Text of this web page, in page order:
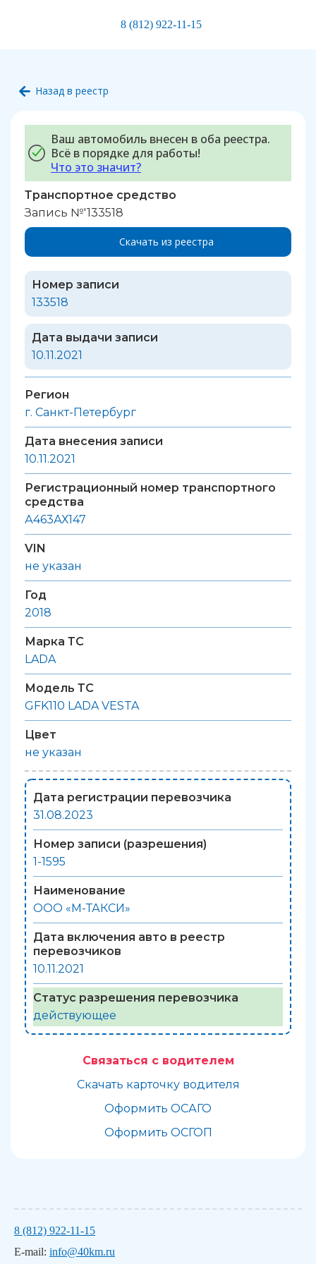
8 (812) 922-11-15
Назад в реестр
Ваш автомобиль внесен в оба реестра.
Всё в порядке для работы!
Что это значит?
Транспортное средство
Запись №'133518
Скачать из реестра
Номер записи
133518
Дата выдачи записи
10.11.2021
Регион
г. Санкт-Петербург
Дата внесения записи
10.11.2021
Регистрационный номер транспортного
средства
А463АХ147
VIN
не указан
Год
2018
Марка ТС
LADA
Модель ТС
GFK110 LADA VESTA
Цвет
не указан
Дата регистрации перевозчика
31.08.2023
Номер записи (разрешения)
1-1595
Наименование
ООО «М-ТАКСИ»
Дата включения авто в реестр
перевозчиков
10.11.2021
Статус разрешения перевозчика
действующее
Связаться с водителем
Скачать карточку водителя
Оформить ОСАГО
Оформить ОСГОП
8 (812) 922-11-15
E-mail: info@40km.ru